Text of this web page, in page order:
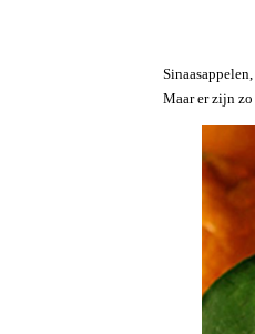
Maar er zijn